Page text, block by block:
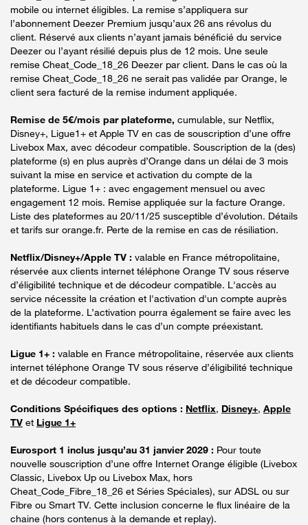
mobile ou internet éligibles. La remise s’appliquera sur
l’abonnement Deezer Premium jusqu’aux 26 ans révolus du
client. Réservé aux clients n’ayant jamais bénéficié du service
Deezer ou l’ayant résilié depuis plus de 12 mois. Une seule
remise Cheat_Code_18_26 Deezer par client. Dans le cas où la
remise Cheat_Code_18_26 ne serait pas validée par Orange, le
client sera facturé de la remise indument appliquée.
Remise de 5€/mois par plateforme, cumulable, sur Netflix,
Disney+, Ligue1+ et Apple TV en cas de souscription d’une offre
Livebox Max, avec décodeur compatible. Souscription de la (des)
plateforme (s) en plus auprès d’Orange dans un délai de 3 mois
suivant la mise en service et activation du compte de la
plateforme. Ligue 1+ : avec engagement mensuel ou avec
engagement 12 mois. Remise appliquée sur la facture Orange.
Liste des plateformes au 20/11/25 susceptible d’évolution. Détails
et tarifs sur orange.fr. Perte de la remise en cas de résiliation.
Netflix/Disney+/Apple TV : valable en France métropolitaine,
réservée aux clients internet téléphone Orange TV sous réserve
d’éligibilité technique et de décodeur compatible. L'accès au
service nécessite la création et l'activation d'un compte auprès
de la plateforme. L’activation pourra également se faire avec les
identifiants habituels dans le cas d’un compte préexistant.
Ligue 1+ : valable en France métropolitaine, réservée aux clients
internet téléphone Orange TV sous réserve d’éligibilité technique
et de décodeur compatible.
Conditions Spécifiques des options : Netflix, Disney+, Apple
TV et Ligue 1+
Eurosport 1 inclus jusqu’au 31 janvier 2029 : Pour toute
nouvelle souscription d’une offre Internet Orange éligible (Livebox
Classic, Livebox Up ou Livebox Max, hors
Cheat_Code_Fibre_18_26 et Séries Spéciales), sur ADSL ou sur
Fibre ou Smart TV. Cette inclusion concerne le flux linéaire de la
chaine (hors contenus à la demande et replay).